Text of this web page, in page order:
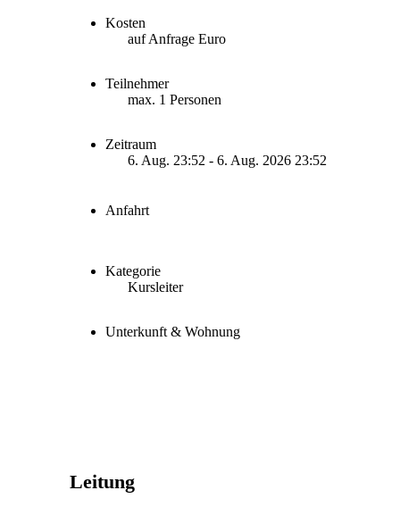
Kosten
auf Anfrage Euro
Teilnehmer
max. 1 Personen
Zeitraum
6. Aug. 23:52 - 6. Aug. 2026 23:52
Anfahrt
Kategorie
Kursleiter
Unterkunft & Wohnung
Leitung